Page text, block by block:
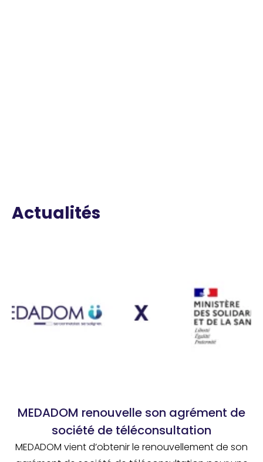
Actualités
MEDADOM renouvelle son agrément de
société de téléconsultation
MEDADOM vient d’obtenir le renouvellement de son